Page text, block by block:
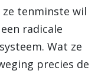
ze tenminste wil
radicale
Wat ze
precies de